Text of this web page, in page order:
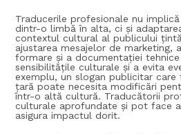
Traducerile profesionale nu
dintr-o limbă în alta, ci și
contextul cultural al publicului
ajustarea mesajelor de marketing,
formare și a documentației
sensibilitățile culturale și a evita
exemplu, un slogan publicitar
țară poate necesita modificări
într-o altă cultură. Traducătorii
culturale aprofundate și pot face
asigura impactul dorit.